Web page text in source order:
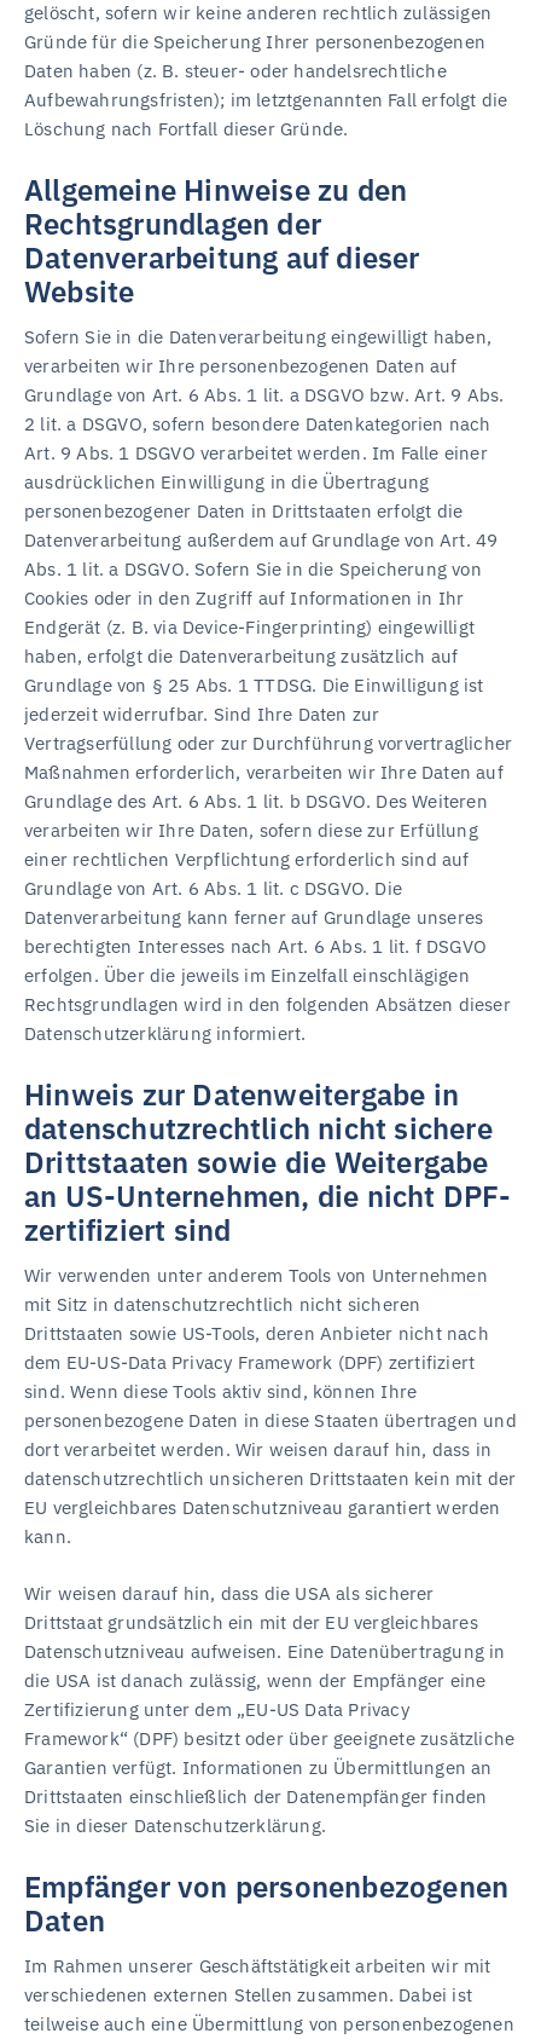
gelöscht, sofern wir keine anderen rechtlich zulässigen
Gründe für die Speicherung Ihrer personenbezogenen
Daten haben (z. B. steuer- oder handelsrechtliche
Aufbewahrungsfristen); im letztgenannten Fall erfolgt die
Löschung nach Fortfall dieser Gründe.
Allgemeine Hinweise zu den
Rechtsgrundlagen der
Datenverarbeitung auf dieser
Website
Sofern Sie in die Datenverarbeitung eingewilligt haben,
verarbeiten wir Ihre personenbezogenen Daten auf
Grundlage von Art. 6 Abs. 1 lit. a DSGVO bzw. Art. 9 Abs.
2 lit. a DSGVO, sofern besondere Datenkategorien nach
Art. 9 Abs. 1 DSGVO verarbeitet werden. Im Falle einer
ausdrücklichen Einwilligung in die Übertragung
personenbezogener Daten in Drittstaaten erfolgt die
Datenverarbeitung außerdem auf Grundlage von Art. 49
Abs. 1 lit. a DSGVO. Sofern Sie in die Speicherung von
Cookies oder in den Zugriff auf Informationen in Ihr
Endgerät (z. B. via Device-Fingerprinting) eingewilligt
haben, erfolgt die Datenverarbeitung zusätzlich auf
Grundlage von § 25 Abs. 1 TTDSG. Die Einwilligung ist
jederzeit widerrufbar. Sind Ihre Daten zur
Vertragserfüllung oder zur Durchführung vorvertraglicher
Maßnahmen erforderlich, verarbeiten wir Ihre Daten auf
Grundlage des Art. 6 Abs. 1 lit. b DSGVO. Des Weiteren
verarbeiten wir Ihre Daten, sofern diese zur Erfüllung
einer rechtlichen Verpflichtung erforderlich sind auf
Grundlage von Art. 6 Abs. 1 lit. c DSGVO. Die
Datenverarbeitung kann ferner auf Grundlage unseres
berechtigten Interesses nach Art. 6 Abs. 1 lit. f DSGVO
erfolgen. Über die jeweils im Einzelfall einschlägigen
Rechtsgrundlagen wird in den folgenden Absätzen dieser
Datenschutzerklärung informiert.
Hinweis zur Datenweitergabe in
datenschutzrechtlich nicht sichere
Drittstaaten sowie die Weitergabe
an US-Unternehmen, die nicht DPF-
zertifiziert sind
Wir verwenden unter anderem Tools von Unternehmen
mit Sitz in datenschutzrechtlich nicht sicheren
Drittstaaten sowie US-Tools, deren Anbieter nicht nach
dem EU-US-Data Privacy Framework (DPF) zertifiziert
sind. Wenn diese Tools aktiv sind, können Ihre
personenbezogene Daten in diese Staaten übertragen und
dort verarbeitet werden. Wir weisen darauf hin, dass in
datenschutzrechtlich unsicheren Drittstaaten kein mit der
EU vergleichbares Datenschutzniveau garantiert werden
kann.
Wir weisen darauf hin, dass die USA als sicherer
Drittstaat grundsätzlich ein mit der EU vergleichbares
Datenschutzniveau aufweisen. Eine Datenübertragung in
die USA ist danach zulässig, wenn der Empfänger eine
Zertifizierung unter dem „EU-US Data Privacy
Framework“ (DPF) besitzt oder über geeignete zusätzliche
Garantien verfügt. Informationen zu Übermittlungen an
Drittstaaten einschließlich der Datenempfänger finden
Sie in dieser Datenschutzerklärung.
Empfänger von personenbezogenen
Daten
Im Rahmen unserer Geschäftstätigkeit arbeiten wir mit
verschiedenen externen Stellen zusammen. Dabei ist
teilweise auch eine Übermittlung von personenbezogenen